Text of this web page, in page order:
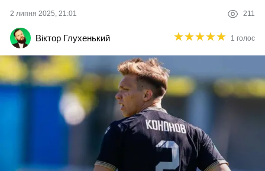
Різне
Букмекери
Казино
2 липня 2025, 21:01 211
Віктор Глухенький ★★★★★
★★★★★ 1 голос